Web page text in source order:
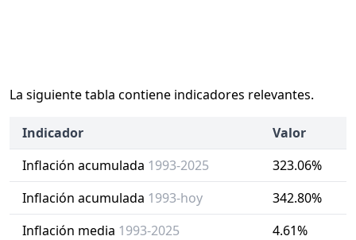
La siguiente tabla contiene indicadores relevantes.
Indicador
Valor
Inflación acumulada 1993-2025
323.06%
Inflación acumulada 1993-hoy
342.80%
Inflación media 1993-2025
4.61%